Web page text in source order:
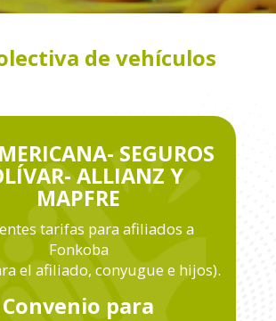
de vehículos
SEGUROS
ALLIANZ Y
MAPFRE
tarifas para afiliados a
Fonkoba
el afiliado, conyugue e hijos).
Convenio para